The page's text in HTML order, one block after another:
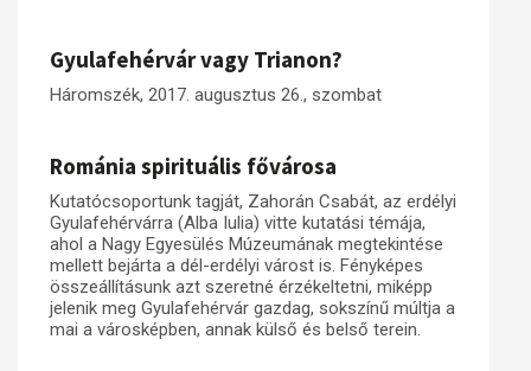
Gyulafehérvár vagy Trianon?
Háromszék, 2017. augusztus 26., szombat
Románia spirituális fővárosa
Kutatócsoportunk tagját, Zahorán Csabát, az erdélyi
Gyulafehérvárra (Alba Iulia) vitte kutatási témája,
ahol a Nagy Egyesülés Múzeumának megtekintése
mellett bejárta a dél-erdélyi várost is. Fényképes
összeállításunk azt szeretné érzékeltetni, miképp
jelenik meg Gyulafehérvár gazdag, sokszínű múltja a
mai a városképben, annak külső és belső terein.